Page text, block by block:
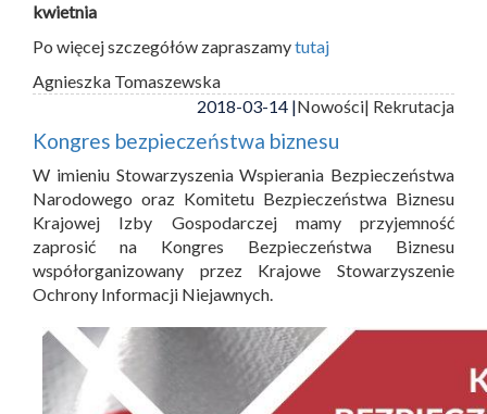
kwietnia
Po więcej szczegółów zapraszamytutaj
Agnieszka Tomaszewska
2018-03-14 |Nowości| Rekrutacja
Kongres bezpieczeństwa biznesu
W imieniu Stowarzyszenia Wspierania Bezpieczeństwa
Narodowego oraz Komitetu Bezpieczeństwa Biznesu
Krajowej Izby Gospodarczej mamy przyjemność
zaprosić na Kongres Bezpieczeństwa Biznesu
współorganizowany przez Krajowe Stowarzyszenie
Ochrony Informacji Niejawnych.